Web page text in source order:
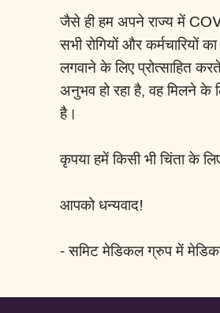
जैसे ही हम अपने राज्य में
सभी रोगियों और कर्मचारियों
लगवाने के लिए प्रोत्साहित
अनुभव हो रहा है, वह मिलने के
है।
कृपया हमें किसी भी चिंता के
आपको धन्यवाद!
- समिट मेडिकल ग्रुप में